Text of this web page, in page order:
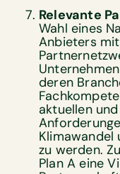
Relevante
Wahl eines
Anbieters
deren
aktuellen
Klimawandel
zu werden.
Plan A eine